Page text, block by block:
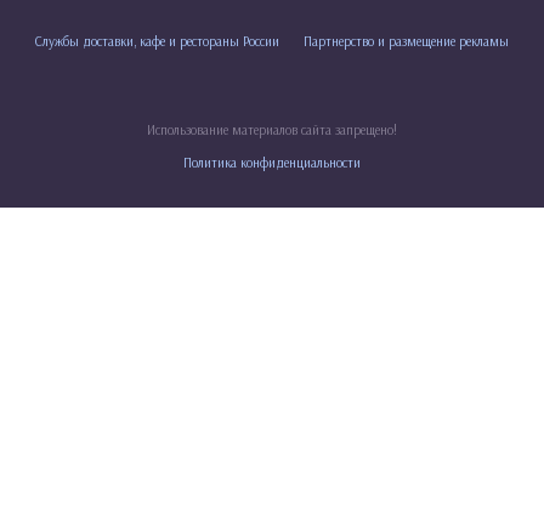
Службы доставки, кафе и рестораны России Партнерство и размещение рекламы
Использование материалов сайта запрещено!
Политика конфиденциальности